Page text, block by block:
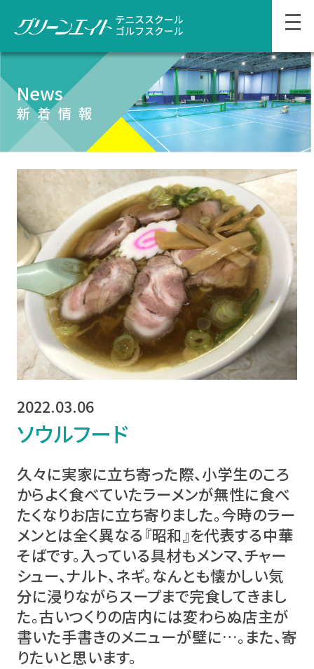
News
新着情報
2022.03.06
ソウルフード
久々に実家に立ち寄った際、小学生のころ
からよく食べていたラーメンが無性に食べ
たくなりお店に立ち寄りました。今時のラー
メンとは全く異なる『昭和』を代表する中華
そばです。入っている具材もメンマ、チャー
シュー、ナルト、ネギ。なんとも懐かしい気
分に浸りながらスープまで完食してきまし
た。古いつくりの店内には変わらぬ店主が
書いた手書きのメニューが壁に…。また、寄
りたいと思います。